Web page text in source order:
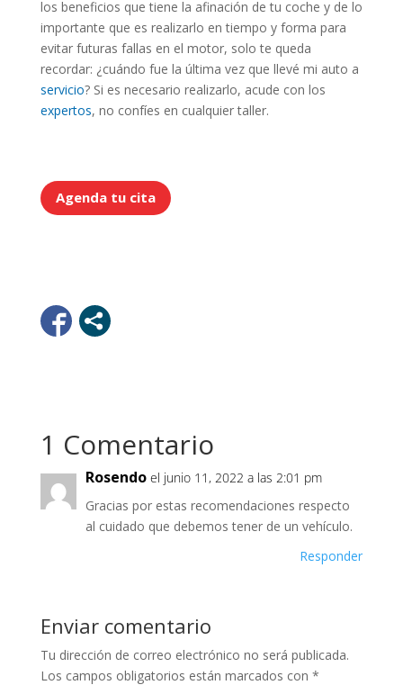
los beneficios que tiene la afinación de tu coche y de lo
importante que es realizarlo en tiempo y forma para
evitar futuras fallas en el motor, solo te queda
recordar: ¿cuándo fue la última vez que llevé mi auto a
servicio? Si es necesario realizarlo, acude con los
expertos, no confíes en cualquier taller.
Agenda tu cita
1 Comentario
Rosendo el junio 11, 2022 a las 2:01 pm
Gracias por estas recomendaciones respecto
al cuidado que debemos tener de un vehículo.
Responder
Enviar comentario
Tu dirección de correo electrónico no será publicada.
Los campos obligatorios están marcados con *